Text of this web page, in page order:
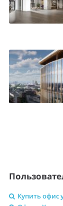
Купить офис